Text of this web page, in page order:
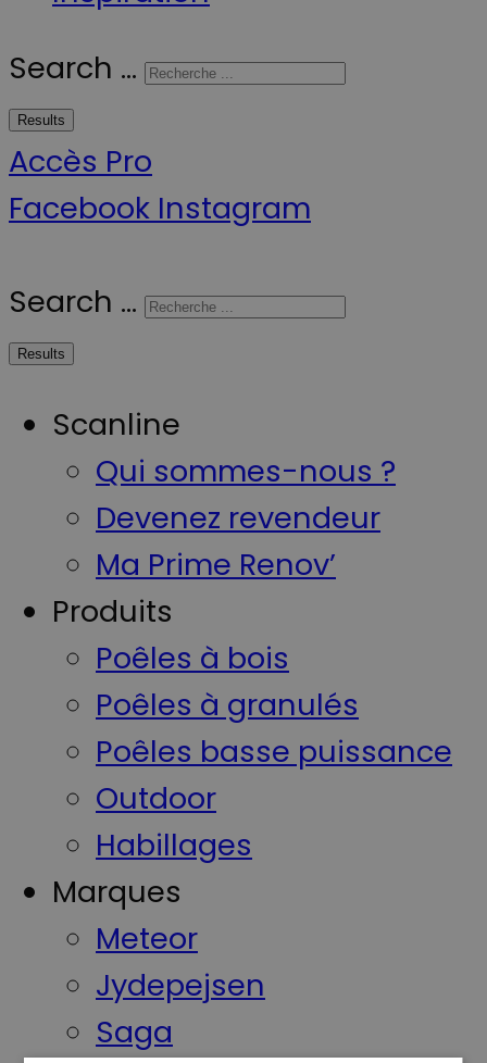
Search ...
Results
Accès Pro
Facebook Instagram
Search ...
Results
Scanline
Qui sommes-nous ?
Devenez revendeur
Ma Prime Renov’
Produits
Poêles à bois
Poêles à granulés
Poêles basse puissance
Outdoor
Habillages
Marques
Meteor
Jydepejsen
Saga